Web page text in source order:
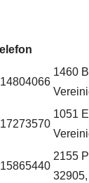
1460
1051
2155